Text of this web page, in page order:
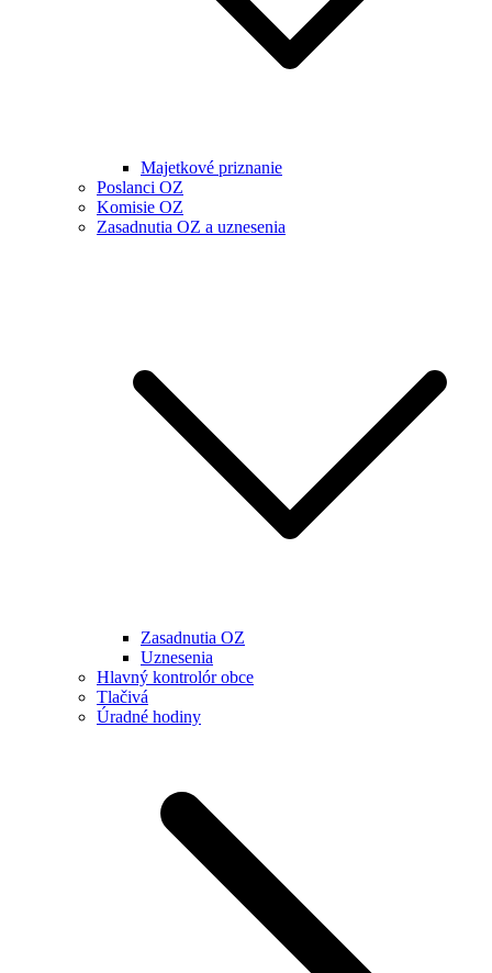
Majetkové priznanie
Poslanci OZ
Komisie OZ
Zasadnutia OZ a uznesenia
Zasadnutia OZ
Uznesenia
Hlavný kontrolór obce
Tlačivá
Úradné hodiny